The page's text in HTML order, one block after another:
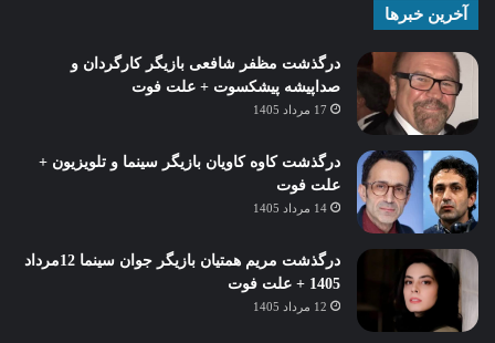
آخرین خبرها
درگذشت مظفر شافعی بازیگر کارگردان و
صداپیشه پیشکسوت + علت فوت
17 مرداد 1405
درگذشت کاوه کاویان بازیگر سینما و تلویزیون +
علت فوت
14 مرداد 1405
درگذشت مریم همتیان بازیگر جوان سینما 12مرداد
1405 + علت فوت
12 مرداد 1405